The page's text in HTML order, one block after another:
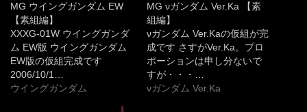
MG ウイングガンダム EW
【素組編】
XXXG-01W ウイングガンダ
ム EW版 ウイングガンダム
EW版の仮組完成です
2006/10/1…
ウイングガンダム
MG νガンダム Ver.Ka 【素
組編】
νガンダム Ver.Kaの仮組が完
成です さすがVer.Ka。プロ
ポーションは申し分ないで
すが・・・…
νガンダム Ver.Ka